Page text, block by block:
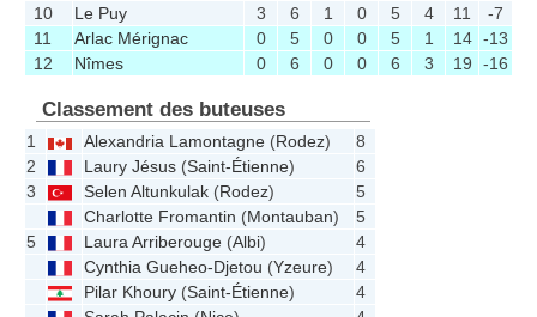
10
Le Puy 3 6 1 0 5 4 11
-7
11
Arlac Mérignac 0 5 0 0 5 1 14 -13
12
Nîmes 0 6 0 0 6 3 19 -16
Classement des buteuses
1 Alexandria Lamontagne (Rodez)
8
2
Laury Jésus (Saint-Étienne)
6
3
Selen Altunkulak (Rodez)
5
Charlotte Fromantin (Montauban)
5
5
Laura Arriberouge (Albi)
4
Cynthia Gueheo-Djetou (Yzeure)
4
Pilar Khoury (Saint-Étienne)
4